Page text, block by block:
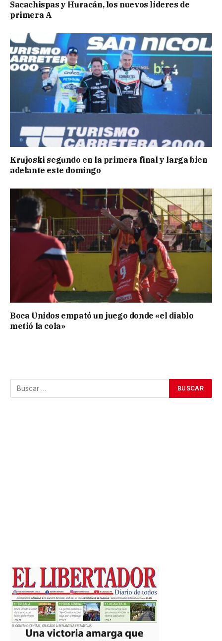
Sacachispas y Huracán, los nuevos líderes de
primera A
Krujoski segundo en la primera final y larga bien
adelante este domingo
Boca Unidos empató un juego donde «el diablo
metió la cola»